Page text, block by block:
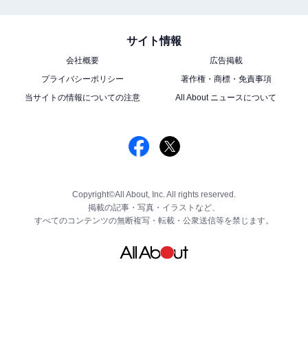
サイト情報
会社概要
広告掲載
プライバシーポリシー
著作権・商標・免責事項
当サイトの情報についての注意
All About ニュースについて
Copyright©All About, Inc. All rights reserved.
掲載の記事・写真・イラストなど、
すべてのコンテンツの無断複写・転載・公衆送信等を禁じます。